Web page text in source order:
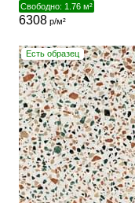
Свободно: 1.76 м²
6308р/м²
Есть образец